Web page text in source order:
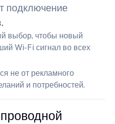
подключение
выбор, чтобы новый
Wi-Fi сигнал во всех
не от рекламного
и потребностей.